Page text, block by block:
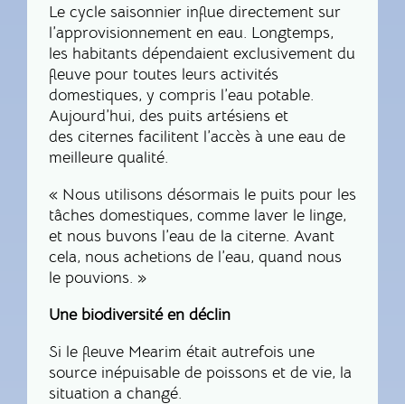
Le cycle saisonnier influe directement sur
l’approvisionnement en eau. Longtemps,
les habitants dépendaient exclusivement du
fleuve pour toutes leurs activités
domestiques, y compris l’eau potable.
Aujourd’hui, des puits artésiens et
des citernes facilitent l’accès à une eau de
meilleure qualité.
« Nous utilisons désormais le puits pour les
tâches domestiques, comme laver le linge,
et nous buvons l’eau de la citerne. Avant
cela, nous achetions de l’eau, quand nous
le pouvions. »
Une biodiversité en déclin
Si le fleuve Mearim était autrefois une
source inépuisable de poissons et de vie, la
situation a changé.